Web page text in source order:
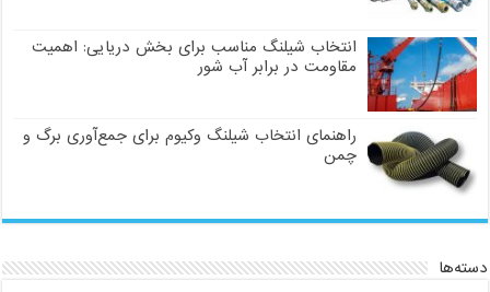
انتخاب شیلنگ مناسب برای بخش دریایی: اهمیت
مقاومت در برابر آب شور
راهنمای انتخاب شیلنگ وکیوم برای جمع‌آوری برگ و
چمن
دسته‌ها